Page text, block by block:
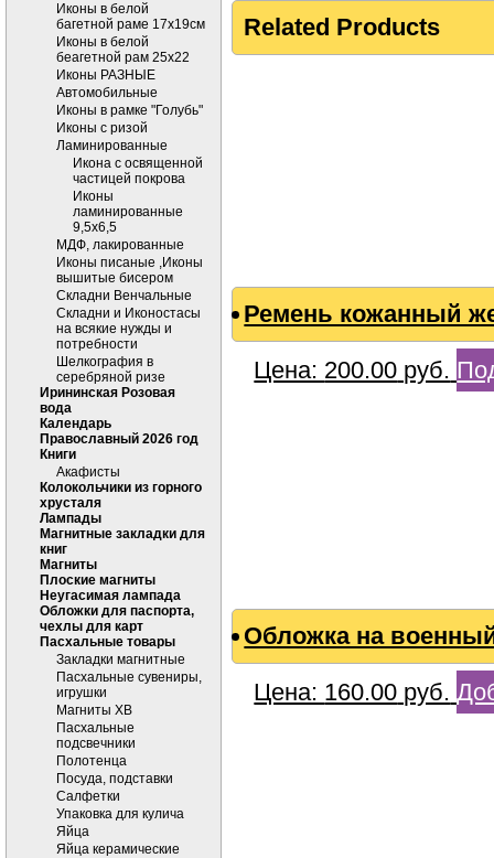
Иконы в белой
багетной раме 17х19см
Иконы в белой
беагетной рам 25х22
Иконы РАЗНЫЕ
Автомобильные
Иконы в рамке "Голубь"
Иконы с ризой
Ламинированные
Икона с освященной
частицей покрова
Иконы
ламинированные
9,5х6,5
МДФ, лакированные
Иконы писаные ,Иконы
вышитые бисером
Складни Венчальные
Складни и Иконостасы
на всякие нужды и
потребности
Шелкография в
серебряной ризе
Ирининская Розовая
вода
Календарь
Православный 2026 год
Книги
Акафисты
Колокольчики из горного
хрусталя
Лампады
Магнитные закладки для
книг
Магниты
Плоские магниты
Неугасимая лампада
Обложки для паспорта,
чехлы для карт
Пасхальные товары
Закладки магнитные
Пасхальные сувениры,
игрушки
Магниты ХВ
Пасхальные
подсвечники
Полотенца
Посуда, подставки
Салфетки
Упаковка для кулича
Яйца
Яйца керамические
Related Products
Ремень кожанный
Цена: 200.00 руб.
Обложка на
Цена: 160.00 руб.